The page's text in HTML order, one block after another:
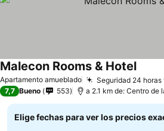
Apartamento amueblado Seguridad 24
Malecon Rooms & Hotel
7,7 Bueno 553 a 2.1 km de: Centro de
Elige fechas para ver los precios